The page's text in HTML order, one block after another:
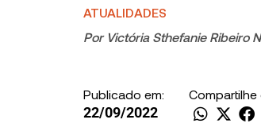
ATUALIDADES
Por Victória Sthefanie Ribeiro
Publicado em:
22/09/2022